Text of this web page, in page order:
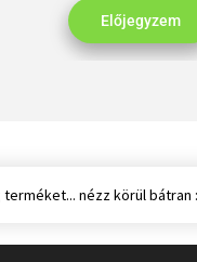
Előjegyzem
nézz körül bátran